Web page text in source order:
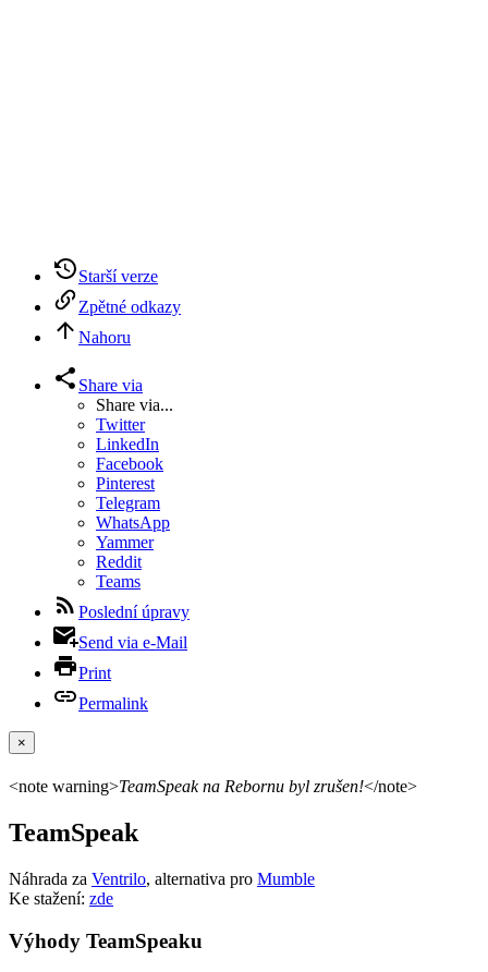
Starší verze
Zpětné odkazy
Nahoru
Share via
Share via...
Twitter
LinkedIn
Facebook
Pinterest
Telegram
WhatsApp
Yammer
Reddit
Teams
Poslední úpravy
Send via e-Mail
Print
Permalink
×
<note warning>TeamSpeak na Rebornu byl zrušen!</note>
TeamSpeak
Náhrada za Ventrilo, alternativa pro Mumble
Ke stažení: zde
Výhody TeamSpeaku